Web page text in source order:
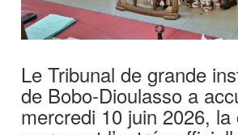
Le Tribunal de grande
de Bobo-Dioulasso a
mercredi 10 juin 2026,